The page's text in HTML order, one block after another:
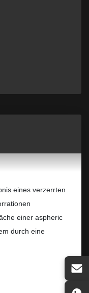
eines verzerrten
einer aspheric
durch eine